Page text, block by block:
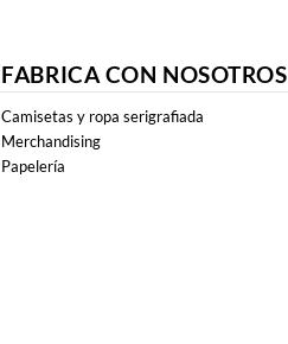
FABRICA CON NOSOTROS
Camisetas y ropa serigrafiada
Merchandising
Papelería